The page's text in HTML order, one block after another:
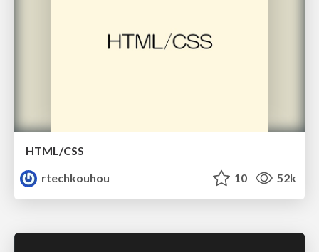
HTML/CSS
rtechkouhou
10 52k